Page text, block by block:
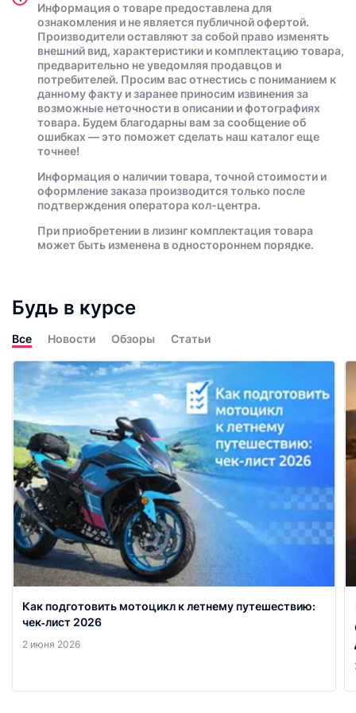
Информация о товаре предоставлена для
ознакомления и не является публичной офертой.
Производители оставляют за собой право изменять
внешний вид, характеристики и комплектацию товара,
предварительно не уведомляя продавцов и
потребителей. Просим вас отнестись с пониманием к
данному факту и заранее приносим извинения за
возможные неточности в описании и фотографиях
товара. Будем благодарны вам за сообщение об
ошибках — это поможет сделать наш каталог еще
точнее!
Информация о наличии товара, точной стоимости и
оформление заказа производится только после
подтверждения оператора кол-центра.
При приобретении в лизинг комплектация товара
может быть изменена в одностороннем порядке.
Будь в курсе
Все Новости Обзоры Статьи
Как подготовить мотоцикл к летнему путешествию:
чек‑лист 2026
2 июня 2026